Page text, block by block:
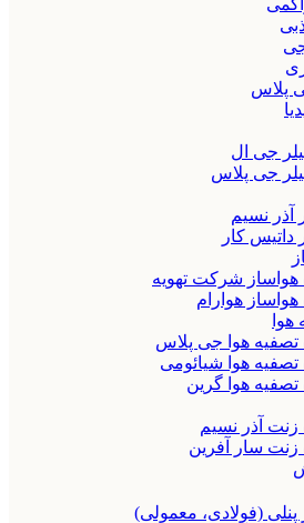
پلاس
جی ال
جی پلاس
آذر نسیم
داتیس کار
هواساز شرکت تهویه
هوارام
تصفیه هوا جی پلاس
تصفیه هوا شیائومی
تصفیه هوا گرین
زنت آذر نسیم
زنت سار آفرین
پنلی (فولادی، معمولی)